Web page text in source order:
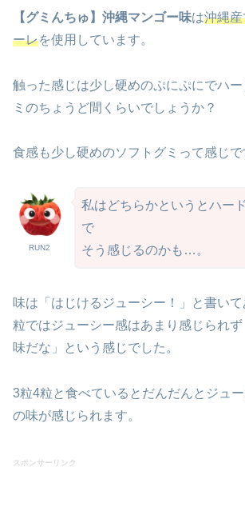
【グミんちゅ】沖縄マンゴー味は沖縄
ーレを使用しています。
触った感じは少し硬めのぷにぷにでハ
ミのちょうど間くらいでしょうか？
食感も少し硬めのソフトグミって感じで
RUN2
私はどちらかというとハー
で
そう感じるのかも…。
味は「はじけるジューシー！」と書い
粒ではジューシー感はあまり感じられ
味だな」という感じでした。
3粒4粒と食べているとだんだんとジュ
の味が感じられます。
スポンサーリンク